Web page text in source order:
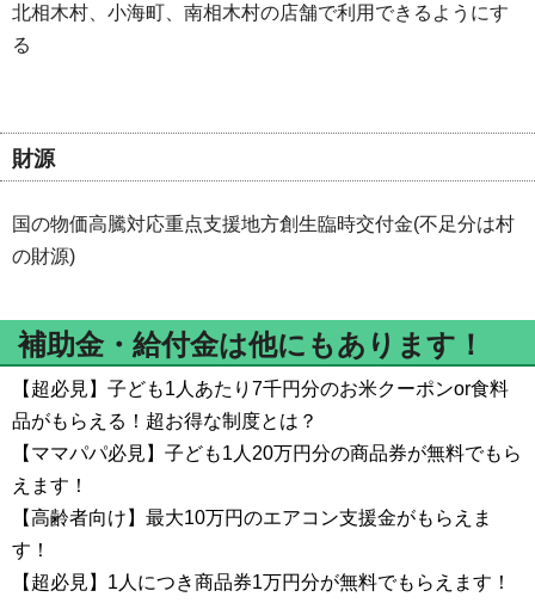
北相木村、小海町、南相木村の店舗で利用できるようにす
る
財源
国の物価高騰対応重点支援地方創生臨時交付金(不足分は村
の財源)
補助金・給付金は他にもあります！
【超必見】子ども1人あたり7千円分のお米クーポンor食料
品がもらえる！超お得な制度とは？
【ママパパ必見】子ども1人20万円分の商品券が無料でもら
えます！
【高齢者向け】最大10万円のエアコン支援金がもらえま
す！
【超必見】1人につき商品券1万円分が無料でもらえます！